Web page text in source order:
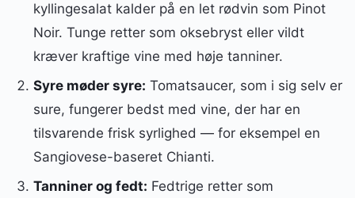
kyllingesalat kalder på en let rødvin som Pinot
Noir. Tunge retter som oksebryst eller vildt
kræver kraftige vine med høje tanniner.
Syre møder syre: Tomatsaucer, som i sig selv er
sure, fungerer bedst med vine, der har en
tilsvarende frisk syrlighed — for eksempel en
Sangiovese-baseret Chianti.
Tanniner og fedt: Fedtrige retter som